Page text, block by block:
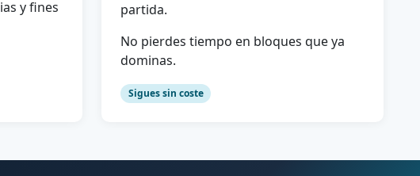
y fines
partida.
No pierdes tiempo en bloques que ya
dominas.
Sigues sin coste